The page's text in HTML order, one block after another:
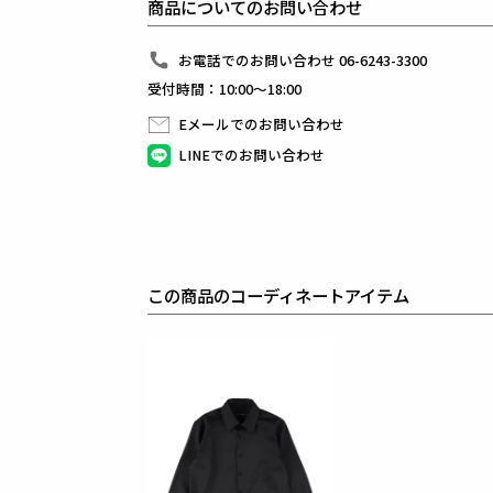
組下のパンツはテーパードの美しいシルエットと
ピンタックを入れたフロントのセンタークリースが
裾始末はクラシックなダブル仕立て。
インナーはシャツに限らず、ニットやカットソーと
快適性とドレス性を兼ね備えシーンを選ばない万能セ
生産国：日本
ウールポリエステルのタテ・ヨコに伸度のある素材で
ポリエステル部分には20%のRENUリサイクルポリ
商品についてのお問い合わせ
お電話でのお問い合わせ 06-6243-3300
受付時間：10:00～18:00
Eメールでのお問い合わせ
LINEでのお問い合わせ
この商品のコーディネートアイテム